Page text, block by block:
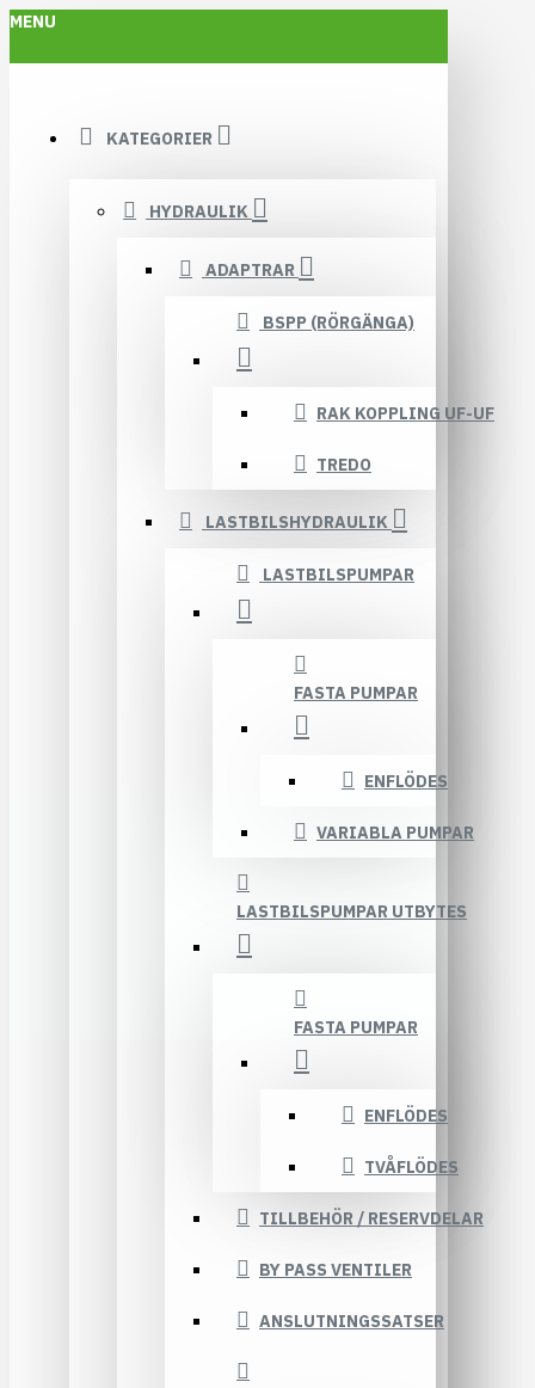
MENU
KATEGORIER
HYDRAULIK
ADAPTRAR
BSPP (RÖRGÄNGA)
RAK KOPPLING UF-UF
TREDO
LASTBILSHYDRAULIK
LASTBILSPUMPAR
FASTA PUMPAR
ENFLÖDES
VARIABLA PUMPAR
LASTBILSPUMPAR UTBYTES
FASTA PUMPAR
ENFLÖDES
TVÅFLÖDES
TILLBEHÖR / RESERVDELAR
BY PASS VENTILER
ANSLUTNINGSSATSER